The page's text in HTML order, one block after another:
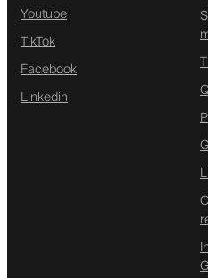
Youtube
TikTok
Facebook
Linkedin